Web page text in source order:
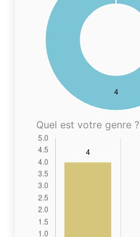
Quel est votre genre ?